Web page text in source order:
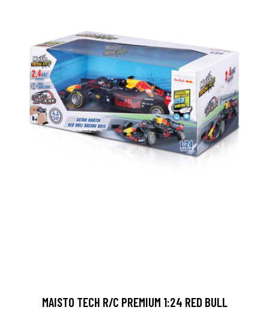
MAISTO TECH R/C PREMIUM 1:24 RED BULL